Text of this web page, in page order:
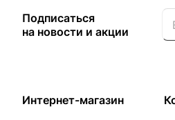
Подписаться
на новости и акции
Интернет-магазин